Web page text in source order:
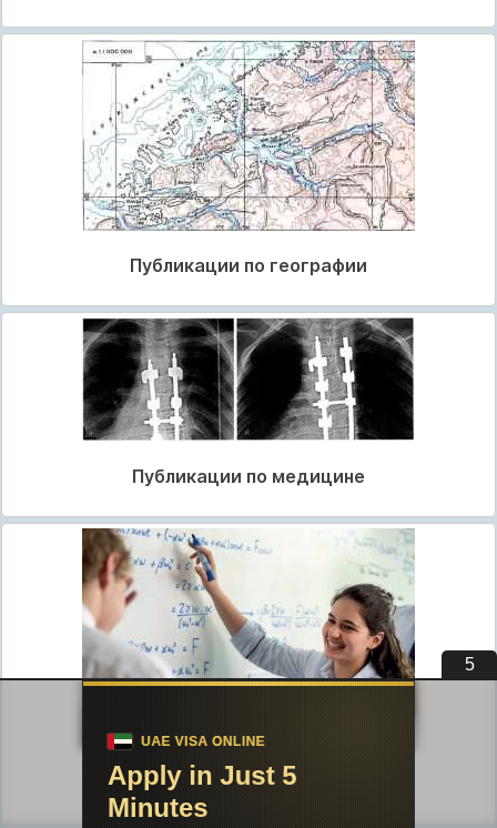
Публикации по географии
Публикации по медицине
Публикации по педагогике
4